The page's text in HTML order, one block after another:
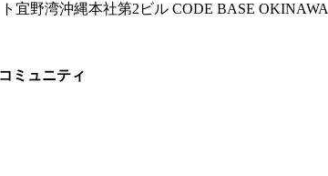
宜野湾沖縄本社第2ビル CODE BASE OKINAWA
ミュニティ